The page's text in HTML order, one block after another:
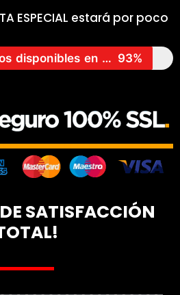
ESPECIAL estará por poco
¡Solo quedan 8 cupos disponibles en esta promoción! 93%
SATISFACCIÓN